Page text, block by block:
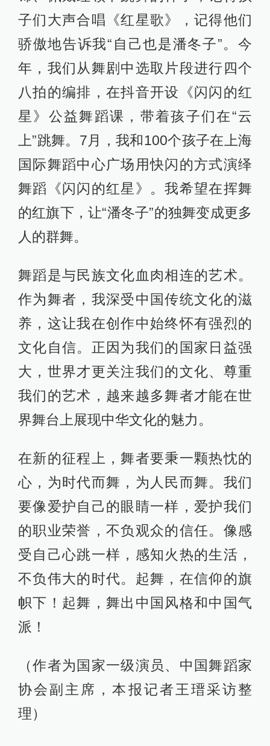
子们大声合唱《红星歌》，记得他们
骄傲地告诉我“自己也是潘冬子”。今
年，我们从舞剧中选取片段进行四个
八拍的编排，在抖音开设《闪闪的红
星》公益舞蹈课，带着孩子们在“云
上”跳舞。7月，我和100个孩子在上海
国际舞蹈中心广场用快闪的方式演绎
舞蹈《闪闪的红星》。我希望在挥舞
的红旗下，让“潘冬子”的独舞变成更多
人的群舞。
舞蹈是与民族文化血肉相连的艺术。
作为舞者，我深受中国传统文化的滋
养，这让我在创作中始终怀有强烈的
文化自信。正因为我们的国家日益强
大，世界才更关注我们的文化、尊重
我们的艺术，越来越多舞者才能在世
界舞台上展现中华文化的魅力。
在新的征程上，舞者要秉一颗热忱的
心，为时代而舞，为人民而舞。我们
要像爱护自己的眼睛一样，爱护我们
的职业荣誉，不负观众的信任。像感
受自己心跳一样，感知火热的生活，
不负伟大的时代。起舞，在信仰的旗
帜下！起舞，舞出中国风格和中国气
派！
（作者为国家一级演员、中国舞蹈家
协会副主席，本报记者王瑨采访整
理）